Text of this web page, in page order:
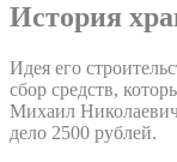
История
Идея его
сбор средств,
Михаил
дело 2500 рублей.